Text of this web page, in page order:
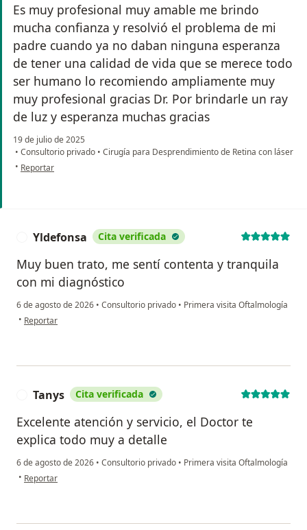
Es muy profesional muy amable me brindo
mucha confianza y resolvió el problema de mi
padre cuando ya no daban ninguna esperanza
de tener una calidad de vida que se merece todo
ser humano lo recomiendo ampliamente muy
muy profesional gracias Dr. Por brindarle un ray
de luz y esperanza muchas gracias
19 de julio de 2025
• Consultorio privado • Cirugía para Desprendimiento de Retina con láser
• en opinión del usuario Marisol Vilchis Peña
Reportar
Yldefonsa Cita verificada
Muy buen trato, me sentí contenta y tranquila
con mi diagnóstico
6 de agosto de 2026 • Consultorio privado • Primera visita Oftalmología
• en opinión del usuario Yldefonsa
Reportar
Tanys Cita verificada
Excelente atención y servicio, el Doctor te
explica todo muy a detalle
6 de agosto de 2026 • Consultorio privado • Primera visita Oftalmología
• en opinión del usuario Tanys
Reportar